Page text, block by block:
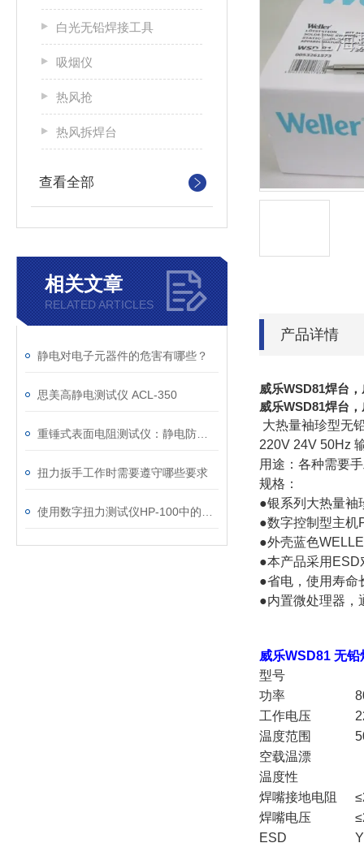
白光无铅焊接工具
吸烟仪
热风抢
热风拆焊台
查看全部
相关文章
RELATED ARTICLES
静电对电子元器件的危害有哪些？
思美高静电测试仪 ACL-350
扭力扳手工作时需要遵守哪些要求
产品详情
威乐WSD81焊台
威乐WSD81焊台
大热量袖珍型无
220V 24V 50Hz
用途：各种需要
规格：
●银系列大热量袖
●数字控制型主机
●外壳蓝色
●本产品采用ESD
●省电，使用寿命
●内置微处理器，
威乐WSD81 无铅
型号
功率
工作电压
温度范围
空载温漂
温度性
焊嘴接地电阻
焊嘴电压
ESD